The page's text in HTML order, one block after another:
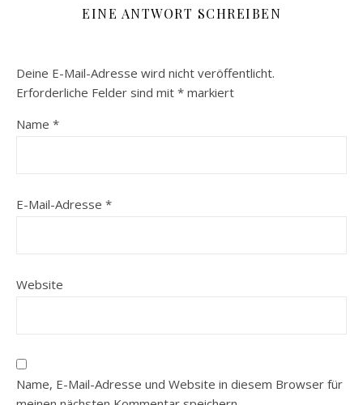
EINE ANTWORT SCHREIBEN
Deine E-Mail-Adresse wird nicht veröffentlicht.
Erforderliche Felder sind mit * markiert
Name *
E-Mail-Adresse *
Website
Name, E-Mail-Adresse und Website in diesem Browser für